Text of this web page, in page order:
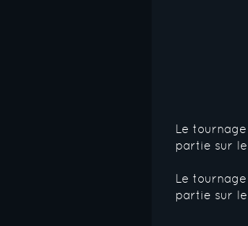
Le
partie sur
Le
partie sur